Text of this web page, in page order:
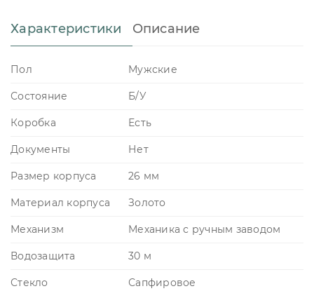
Характеристики Описание
Пол Мужские
Состояние Б/У
Коробка Есть
Документы Нет
Размер корпуса 26 мм
Материал корпуса Золото
Механизм Механика с ручным заводом
Водозащита 30 м
Стекло Сапфировое